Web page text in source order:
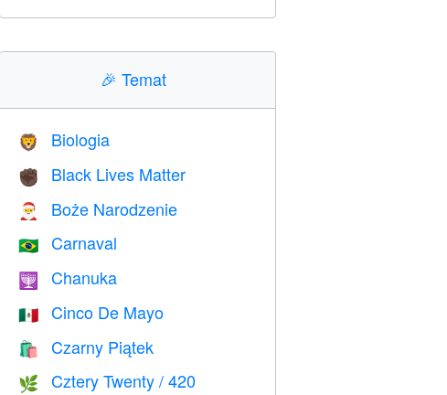
🎉 Temat
🦁 Biologia
✊🏿 Black Lives Matter
🎅 Boże Narodzenie
🇧🇷 Carnaval
🕎 Chanuka
🇲🇽 Cinco De Mayo
🛍 Czarny Piątek
🌿 Cztery Twenty / 420